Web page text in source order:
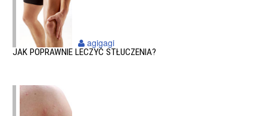
JAK POPRAWNIE LECZYĆ STŁUCZENIA?
agigagi